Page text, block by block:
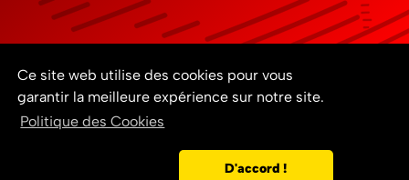
Ce site web utilise des cookies pour vous
garantir la meilleure expérience sur notre site.
Politique des Cookies
D'accord !
© 2008 - 2026
Contactez-nous Documentation
Blog
Développeurs
Politique des Cookies